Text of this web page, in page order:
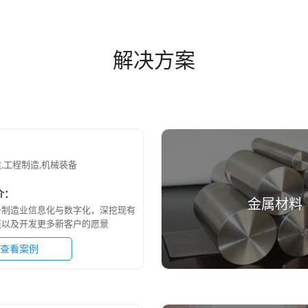
解决方案
工程制造,机械装备
造业信息化与数字化，深挖现有
及开发更多新客户的愿景
查看案例
金属材料